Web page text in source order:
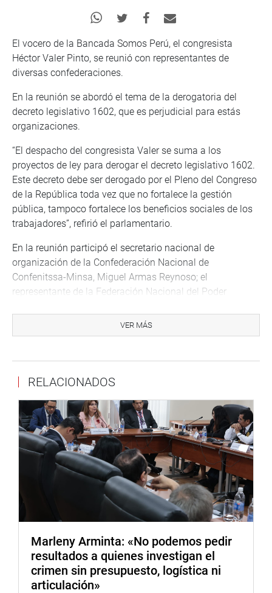
El vocero de la Bancada Somos Perú, el congresista
Héctor Valer Pinto, se reunió con representantes de
diversas confederaciones.
En la reunión se abordó el tema de la derogatoria del
decreto legislativo 1602, que es perjudicial para estás
organizaciones.
“El despacho del congresista Valer se suma a los
proyectos de ley para derogar el decreto legislativo 1602.
Este decreto debe ser derogado por el Pleno del Congreso
de la República toda vez que no fortalece la gestión
pública, tampoco fortalece los beneficios sociales de los
trabajadores”, refirió el parlamentario.
En la reunión participó el secretario nacional de
organización de la Confederación Nacional de
Confenitssa-Minsa, Miguel Armas Reynoso; el
representante de la Federación Nacional del Poder
Trabajadores de Vivienda, Patricia Castillo.
VER MÁS
RELACIONADOS
Marleny Arminta: «No podemos pedir
resultados a quienes investigan el
crimen sin presupuesto, logística ni
articulación»